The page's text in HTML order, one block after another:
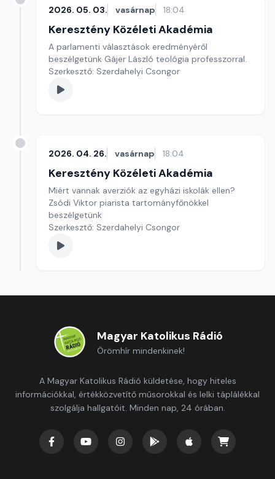
2026. 05. 03. vasárnap 18:04
Keresztény Közéleti Akadémia
A parlamenti választások eredményéről
beszélgetünk Gájer László teológia professzorral.
Szerkesztő: Szerdahelyi Csongor
2026. 04. 26. vasárnap 18:04
Keresztény Közéleti Akadémia
Miért vannak averziók az egyházi iskolák ellen?
Zsódi Viktor piarista tartományfőnökkel
beszélgetünk
Szerkesztő: Szerdahelyi Csongor
Magyar Katolikus Rádió
Örömhír mindenkinek!
A Magyar Katolikus Rádió küldetése, hogy hiteles
információkkal, értékközvetítő műsorokkal és lelki táplálékkal
szolgálja hallgatóit. Minden nap, 24 órában.